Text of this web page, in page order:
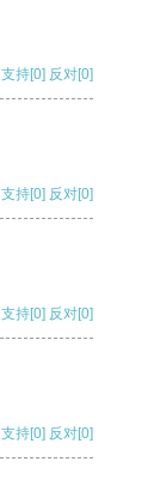
支持[0] 反对[0]
支持[0] 反对[0]
支持[0] 反对[0]
支持[0] 反对[0]